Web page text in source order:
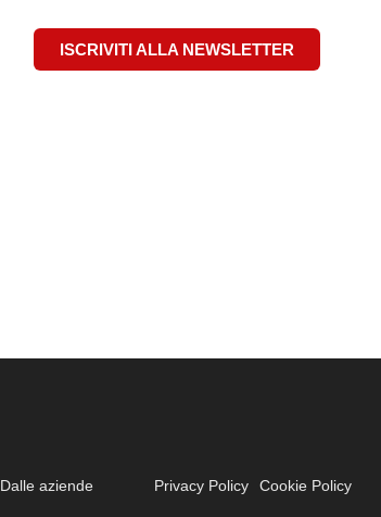
ISCRIVITI ALLA NEWSLETTER
Dalle aziende Privacy Policy Cookie Policy